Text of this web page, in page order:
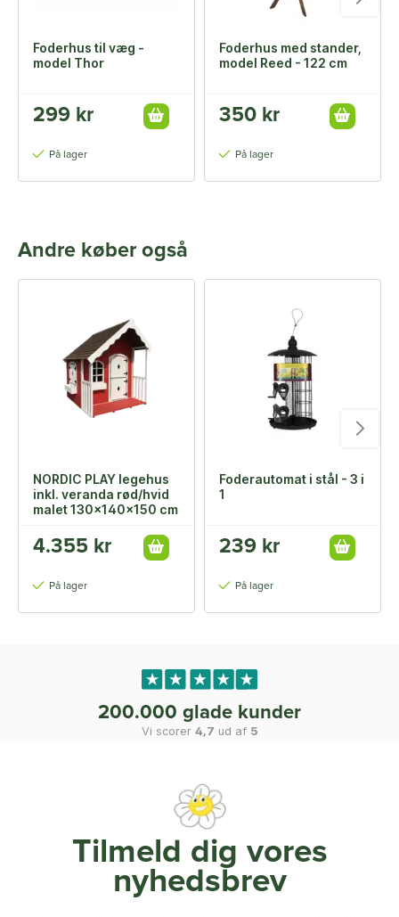
Foderhus til væg -
model Thor
299 kr
På lager
Foderhus med stander,
model Reed - 122 cm
350 kr
På lager
Andre køber også
NORDIC PLAY legehus
inkl. veranda rød/hvid
malet 130x140x150 cm
4.355 kr
På lager
Foderautomat i stål - 3 i
1
239 kr
På lager
200.000 glade kunder
Vi scorer 4,7 ud af 5
Tilmeld dig vores
nyhedsbrev